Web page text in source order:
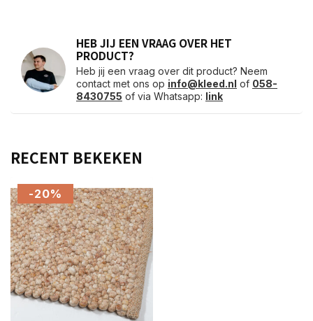
HEB JIJ EEN VRAAG OVER HET
PRODUCT?
Heb jij een vraag over dit product? Neem
contact met ons op info@kleed.nl of 058-
8430755 of via Whatsapp: link
RECENT BEKEKEN
-20%